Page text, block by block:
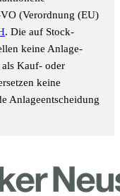
(Verordnung (EU)
. Die auf Stock-
keine Anlage-
Kauf- oder
keine
Anlageentscheidung